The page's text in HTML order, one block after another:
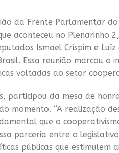
da Frente Parlamentar
aconteceu no Plenarinho
Ismael Crispim e
Essa reunião marcou o
voltadas ao setor
participou da mesa de
momento. “A realização
que o
parceria entre o
públicas que estimulem